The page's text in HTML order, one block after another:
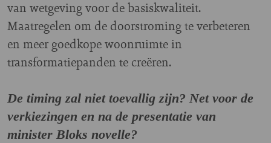
van wetgeving voor de basiskwaliteit.
Maatregelen om de doorstroming te verbeteren
en meer goedkope woonruimte in
transformatiepanden te creëren.
De timing zal niet toevallig zijn? Net voor de
verkiezingen en na de presentatie van
minister Bloks novelle?